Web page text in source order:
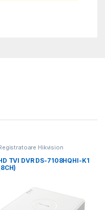
Hikvision
TVI DVR DS-7108HQHI-K1